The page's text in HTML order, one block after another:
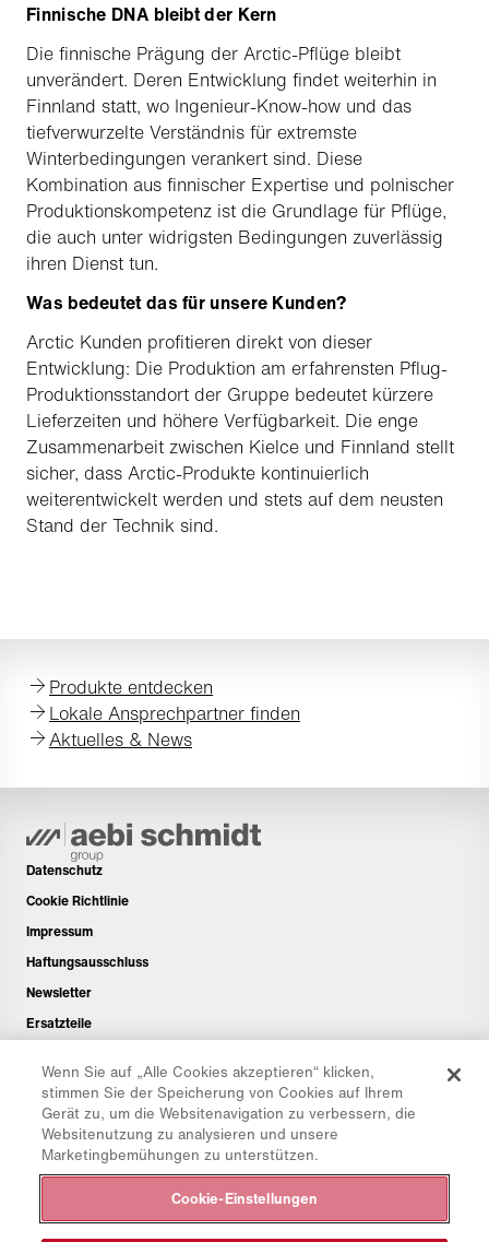
Finnische DNA bleibt der Kern
Die finnische Prägung der Arctic-Pflüge bleibt
unverändert. Deren Entwicklung findet weiterhin in
Finnland statt, wo Ingenieur-Know-how und das
tiefverwurzelte Verständnis für extremste
Winterbedingungen verankert sind. Diese
Kombination aus finnischer Expertise und polnischer
Produktionskompetenz ist die Grundlage für Pflüge,
die auch unter widrigsten Bedingungen zuverlässig
ihren Dienst tun.
Was bedeutet das für unsere Kunden?
Arctic Kunden profitieren direkt von dieser
Entwicklung: Die Produktion am erfahrensten Pflug-
Produktionsstandort der Gruppe bedeutet kürzere
Lieferzeiten und höhere Verfügbarkeit. Die enge
Zusammenarbeit zwischen Kielce und Finnland stellt
sicher, dass Arctic-Produkte kontinuierlich
weiterentwickelt werden und stets auf dem neusten
Stand der Technik sind.
Produkte entdecken
Lokale Ansprechpartner finden
Aktuelles & News
Datenschutz
Cookie Richtlinie
Impressum
Haftungsausschluss
Newsletter
Ersatzteile
CO₂-Rechner
TCO-Rechner
Händler & Standorte
Produktgruppenübersicht
CollabHub Login
Wenn Sie auf „Alle Cookies akzeptieren“ klicken,
stimmen Sie der Speicherung von Cookies auf Ihrem
Gerät zu, um die Websitenavigation zu verbessern, die
Websitenutzung zu analysieren und unsere
Marketingbemühungen zu unterstützen.
Cookie-Einstellungen